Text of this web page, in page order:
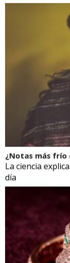
¿Notas más frío
La ciencia
día